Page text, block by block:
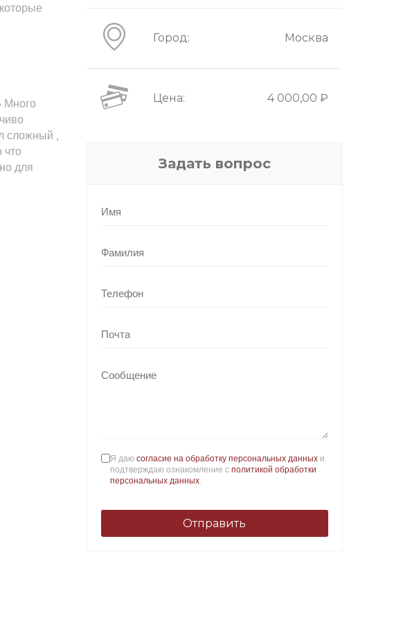
Много
сложный ,
что
для
Город: Москва
Цена: 4 000,00 ₽
Задать вопрос
Я даю согласие на обработку персональных данныхи
подтверждаю ознакомление с политикой обработки
персональных данных.
Отправить